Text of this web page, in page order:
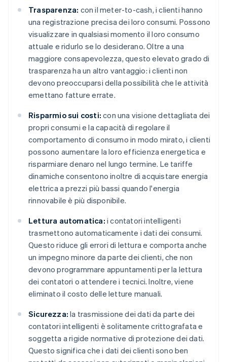
Trasparenza: con il meter-to-cash, i clienti hanno
una registrazione precisa dei loro consumi. Possono
visualizzare in qualsiasi momento il loro consumo
attuale e ridurlo se lo desiderano. Oltre a una
maggiore consapevolezza, questo elevato grado di
trasparenza ha un altro vantaggio: i clienti non
devono preoccuparsi della possibilità che le attività
emettano fatture errate.
Risparmio sui costi: con una visione dettagliata dei
propri consumi e la capacità di regolare il
comportamento di consumo in modo mirato, i clienti
possono aumentare la loro efficienza energetica e
risparmiare denaro nel lungo termine. Le tariffe
dinamiche consentono inoltre di acquistare energia
elettrica a prezzi più bassi quando l'energia
rinnovabile è più disponibile.
Lettura automatica: i contatori intelligenti
trasmettono automaticamente i dati dei consumi.
Questo riduce gli errori di lettura e comporta anche
un impegno minore da parte dei clienti, che non
devono programmare appuntamenti per la lettura
dei contatori o attendere i tecnici. Inoltre, viene
eliminato il costo delle letture manuali.
Sicurezza: la trasmissione dei dati da parte dei
contatori intelligenti è solitamente crittografata e
soggetta a rigide normative di protezione dei dati.
Questo significa che i dati dei clienti sono ben